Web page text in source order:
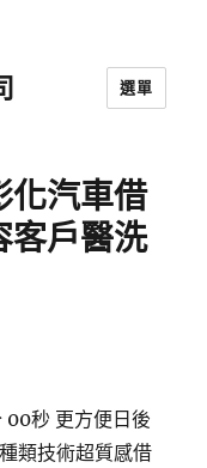
選單
化汽車借
客戶醫洗
00秒 更方便日後
類技術超質感借